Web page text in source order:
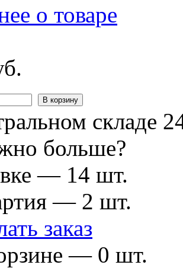
о товаре
В корзину
складе
больше?
— 14 шт.
— 2 шт.
заказ
— 0 шт.